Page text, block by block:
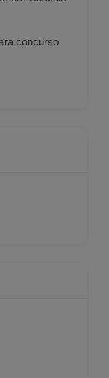
concurso